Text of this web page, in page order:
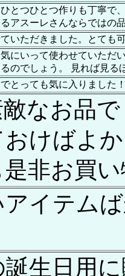
とつひとつ作りも丁寧で
アスーレさんならではの
いただきました。とても
にいって使わせていただ
のでしょう。 見れば見る
とっても気に入りました
なお品
おけばよ
非お買
アイテム
誕生日用